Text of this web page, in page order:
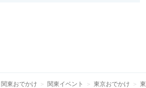
関東おでかけ 関東イベント 東京おでかけ